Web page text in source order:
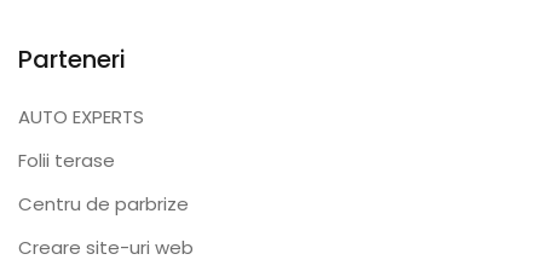
Parteneri
AUTO EXPERTS
Folii terase
Centru de parbrize
Creare site-uri web